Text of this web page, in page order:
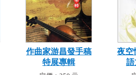
作曲家游昌發手稿
特展專輯
夜空
語